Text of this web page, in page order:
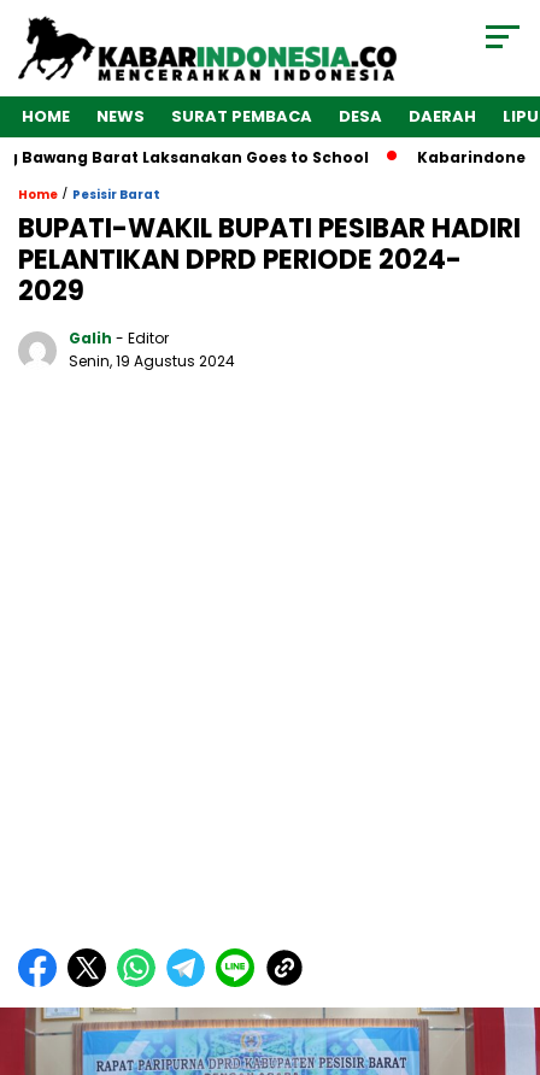
HOME NEWS SURAT PEMBACA DESA DAERAH
Barat Laksanakan Goes to School Kabarindonesia.co “1
Home / Pesisir Barat
BUPATI-WAKIL BUPATI PESIBAR HADIRI
PELANTIKAN DPRD PERIODE 2024-
2029
Galih - Editor
Senin, 19 Agustus 2024